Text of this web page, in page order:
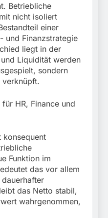
Betriebliche
nicht isoliert
einer
und Finanzstrategie
liegt in der
Liquidität werden
sondern
verknüpft.
HR, Finance und
konsequent
Funktion im
das vor allem
das Netto stabil,
wahrgenommen,